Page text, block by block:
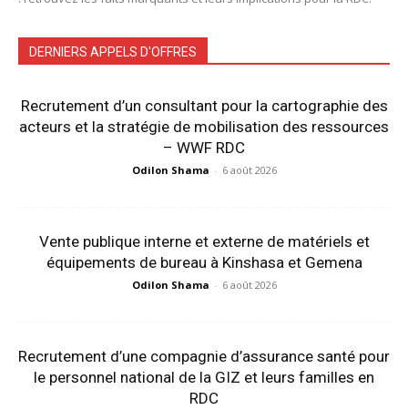
DERNIERS APPELS D'OFFRES
Recrutement d’un consultant pour la cartographie des
acteurs et la stratégie de mobilisation des ressources
– WWF RDC
Odilon Shama - 6 août 2026
Vente publique interne et externe de matériels et
équipements de bureau à Kinshasa et Gemena
Odilon Shama - 6 août 2026
Recrutement d’une compagnie d’assurance santé pour
le personnel national de la GIZ et leurs familles en
RDC